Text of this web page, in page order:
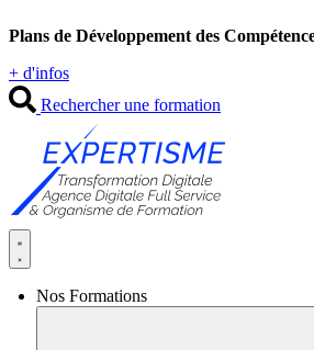
au
Plans de Développement des
+ d'infos
Rechercher une formation
Nos Formations